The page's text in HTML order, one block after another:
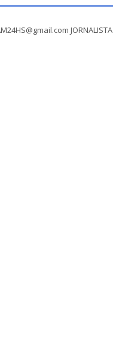
JORNALISTA